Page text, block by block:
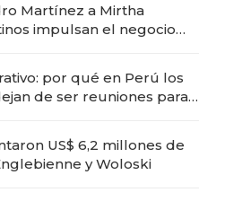
Martínez a Mirtha
impulsan el negocio
por qué en Perú los
de ser reuniones para
US$ 6,2 millones de
y Woloski